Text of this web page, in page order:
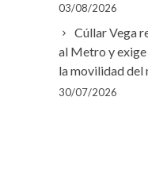
03/08/2026
Cúllar Vega
al Metro y
la movilidad del
30/07/2026